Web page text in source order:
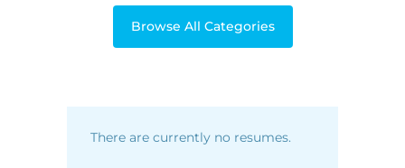
Browse All Categories
There are currently no resumes.